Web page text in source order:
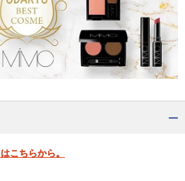
こちらから。